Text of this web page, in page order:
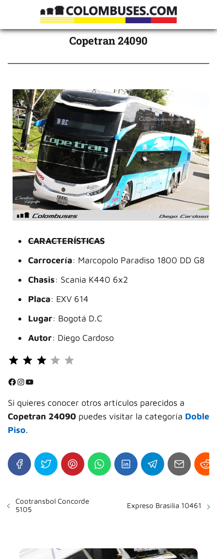
Copetran 24090
CARACTERÍSTICAS
Carrocería: Marcopolo Paradiso 1800 DD G8
Chasis: Scania K440 6x2
Placa: EXV 614
Lugar: Bogotá D.C
Autor: Diego Cardoso
⭐
⭐
Facebook InstagramYouTube
Si quieres conocer otros artículos parecidos a
Copetran 24090 puedes visitar la categoría Doble
Piso.
Cootransbol Concorde
5105
Expreso Brasilia 10461